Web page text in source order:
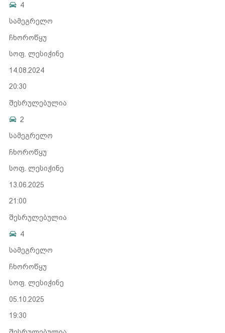
4
სამეგრელო
ჩხოროწყუ
სოფ. ლესიჭინე
14.08.2024
20:30
შესრულებულია
2
სამეგრელო
ჩხოროწყუ
სოფ. ლესიჭინე
13.06.2025
21:00
შესრულებულია
4
სამეგრელო
ჩხოროწყუ
სოფ. ლესიჭინე
05.10.2025
19:30